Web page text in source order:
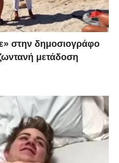
στην δημοσιογράφο
μετάδοση